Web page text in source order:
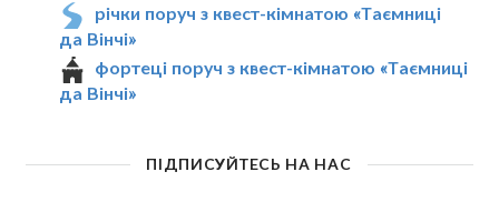
річки поруч з квест-кімнатою «Таємниці
да Вінчі»
фортеці поруч з квест-кімнатою «Таємниці
да Вінчі»
ПІДПИСУЙТЕСЬ НА НАС